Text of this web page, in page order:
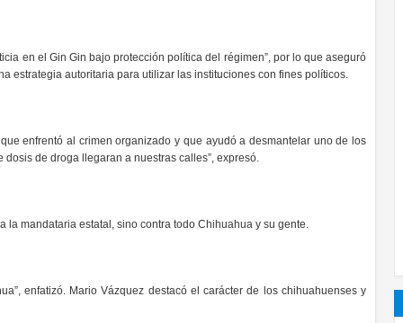
en el Gin Gin bajo protección política del régimen”, por lo que aseguró
estrategia autoritaria para utilizar las instituciones con fines políticos.
enfrentó al crimen organizado y que ayudó a desmantelar uno de los
de droga llegaran a nuestras calles”, expresó.
la mandataria estatal, sino contra todo Chihuahua y su gente.
enfatizó. Mario Vázquez destacó el carácter de los chihuahuenses y